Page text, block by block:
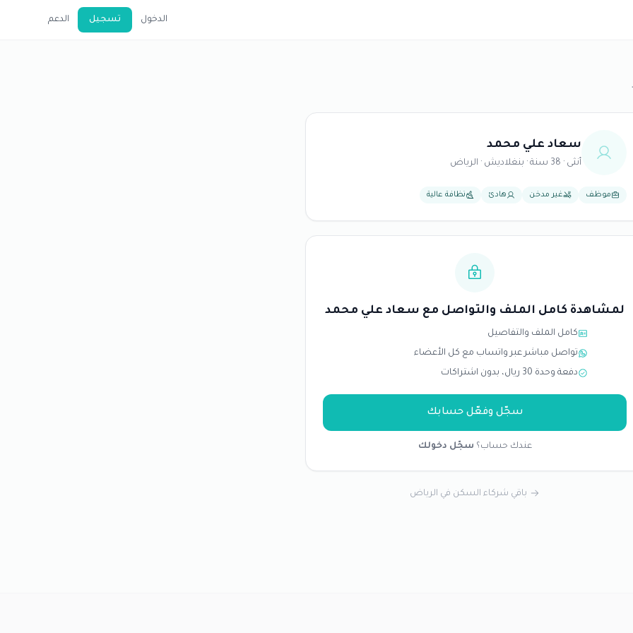
الدخول تسجيل الدعم
سعاد علي محمد
أنثى · 38 سنة · بنغلاديش · الرياض
موظف غير مدخن هادئ نظافة عالية
لمشاهدة كامل الملف والتواصل مع سعاد علي محمد
كامل الملف والتفاصيل
تواصل مباشر عبر واتساب مع كل الأعضاء
دفعة وحدة 30 ريال، بدون اشتراكات
سجّل وفعّل حسابك
عندك حساب؟ سجّل دخولك
باقي شركاء السكن في الرياض